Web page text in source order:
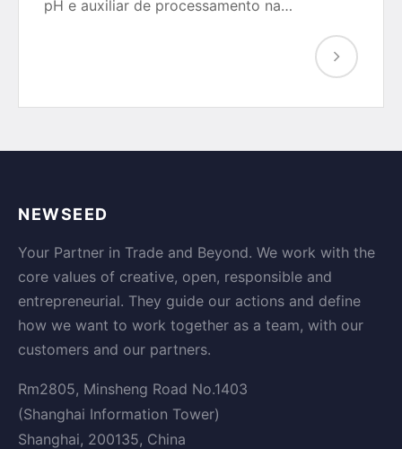
pH e auxiliar de processamento na…
NEWSEED
Your Partner in Trade and Beyond. We work with the
core values of creative, open, responsible and
entrepreneurial. They guide our actions and define
how we want to work together as a team, with our
customers and our partners.
Rm2805, Minsheng Road No.1403
(Shanghai Information Tower)
Shanghai, 200135, China